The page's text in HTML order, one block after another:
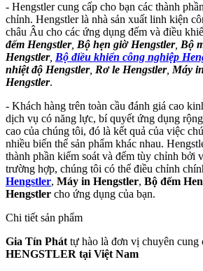
- Hengstler cung cấp cho bạn các thành
chỉnh. Hengstler là nhà sản xuất linh kiện
châu Âu cho các ứng dụng đếm và điều
đếm Hengstler, Bộ hẹn giờ Hengstler, Bộ
Hengstler, Bộ điều khiển công nghiệp
nhiệt độ Hengstler, Rơ le Hengstler, Máy
Hengstler.
- Khách hàng trên toàn cầu đánh giá cao
dịch vụ có năng lực, bí quyết ứng dụng
cao của chúng tôi, đó là kết quả của việc
nhiều biến thể sản phẩm khác nhau.
thành phần kiểm soát và đếm tùy chỉnh bởi
trường hợp, chúng tôi có thể điều chỉnh
Hengstler, Máy in Hengstler, Bộ đếm
Hengstler cho ứng dụng của bạn.
Chi tiết sản phẩm
Gia Tín Phát tự hào là đơn vị chuyên cung
HENGSTLER tại Việt Nam